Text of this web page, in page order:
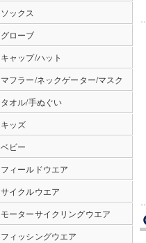
ソックス
グローブ
キャップ/ハット
マフラー/ネックゲーター/マスク
タオル/手ぬぐい
キッズ
ベビー
フィールドウエア
サイクルウエア
モーターサイクリングウエア
フィッシングウエア